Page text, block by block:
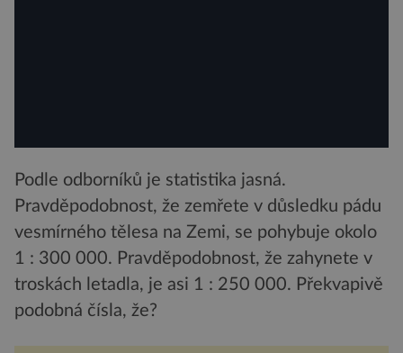
Podle odborníků je statistika jasná.
Pravděpodobnost, že zemřete v důsledku pádu
vesmírného tělesa na Zemi, se pohybuje okolo
1 : 300 000. Pravděpodobnost, že zahynete v
troskách letadla, je asi 1 : 250 000. Překvapivě
podobná čísla, že?